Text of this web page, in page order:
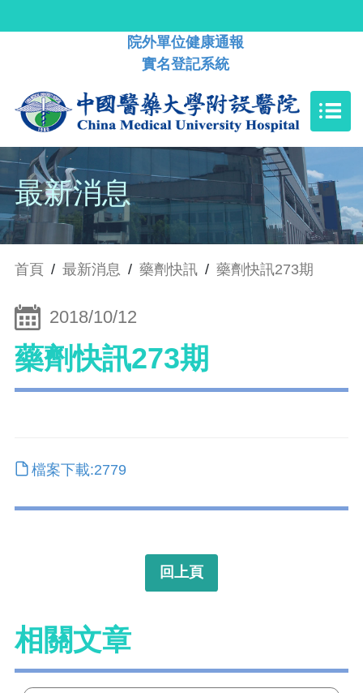
院外單位健康通報
實名登記系統
最新消息
首頁 / 最新消息 / 藥劑快訊 / 藥劑快訊273期
2018/10/12
藥劑快訊273期
檔案下載:2779
回上頁
相關文章